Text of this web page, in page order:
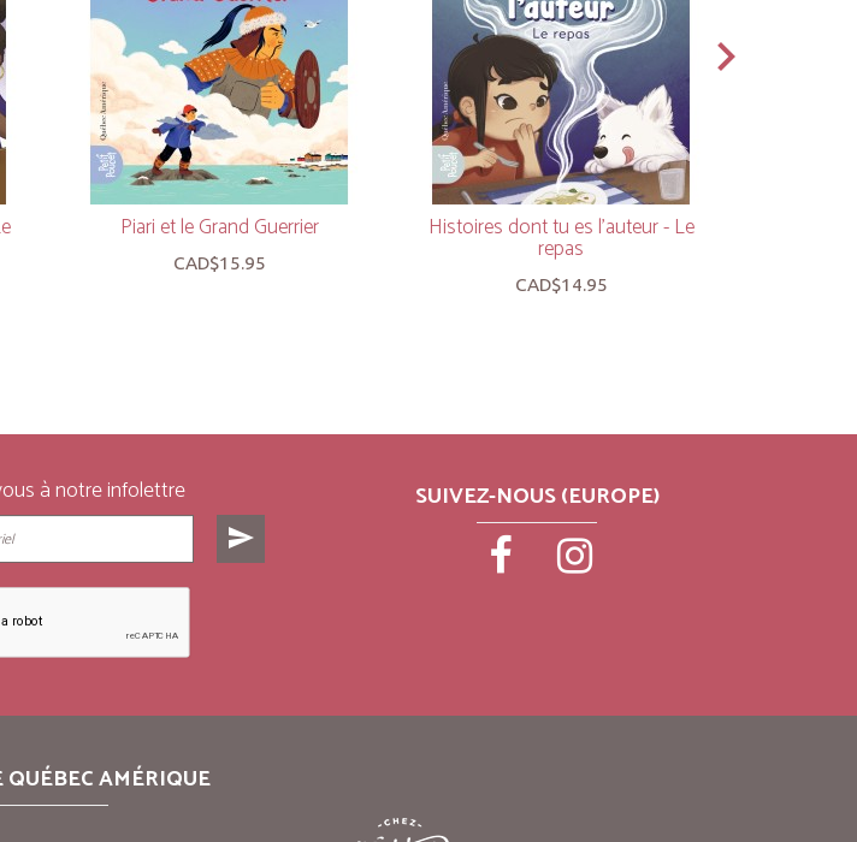
Piari et le Grand Guerrier
CAD$15.95
Histoires dont tu es l'auteur - Le
repas
CAD$14.95
à notre infolettre
send
SUIVEZ-NOUS (EUROPE)
QUÉBEC AMÉRIQUE